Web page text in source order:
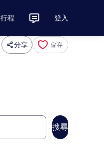
行程 登入
分享 儲存
搜尋